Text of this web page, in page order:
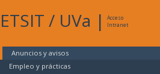
ETSIT / UVa |
Acceso
Intranet
Anuncios y avisos
Empleo y prácticas